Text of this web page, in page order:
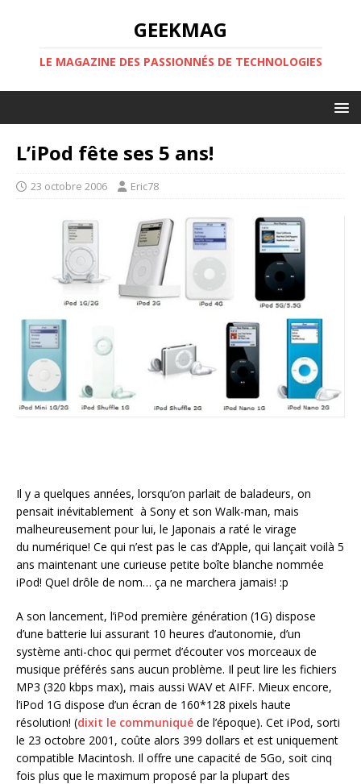
GEEKMAG
LE MAGAZINE DES PASSIONNÉS DE TECHNOLOGIES
L’iPod fête ses 5 ans!
23 octobre 2006 Eric78
Il y a quelques années, lorsqu’on parlait de baladeurs, on
pensait inévitablement à Sony et son Walk-man, mais
malheureusement pour lui, le Japonais a raté le virage
du numérique! Ce qui n’est pas le cas d’Apple, qui lançait voilà 5
ans maintenant une curieuse petite boîte blanche nommée
iPod! Quel drôle de nom… ça ne marchera jamais! :p
A son lancement, l’iPod première génération (1G) dispose
d’une batterie lui assurant 10 heures d’autonomie, d’un
système anti-choc qui permet d’écouter vos morceaux de
musique préférés sans aucun problème. Il peut lire les fichiers
MP3 (320 kbps max), mais aussi WAV et AIFF. Mieux encore,
l’iPod 1G dispose d’un écran de 160*128 pixels haute
résolution! (dixit le communiqué de l’époque). Cet iPod, sorti
le 23 octobre 2001, coûte alors 399 dollars et est uniquement
compatible Macintosh. Il offre une capacité de 5Go, soit cinq
fois plus que le maximum proposé par la plupart des